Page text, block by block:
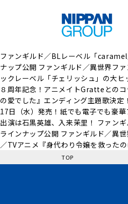
ファンギルド／BLレーベル「
ナップ公開 ファンギルド／異世界フ
ックレーベル「チェリッシュ」の大
８周年記念！アニメイトGratteとの
の愛でした』エンディング主題歌決
17日（水）発売！紙でも電子でも豪
出演は石黒英雄、入来茉里！ ファン
ラインナップ公開 ファンギルド／異
／TVアニメ『身代わり令嬢を救った
TOP